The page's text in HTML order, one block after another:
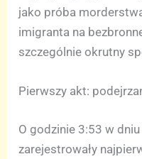
jako próba
imigranta na
szczególnie okrutny
Pierwszy akt:
O godzinie 3:53 w
zarejestrowały